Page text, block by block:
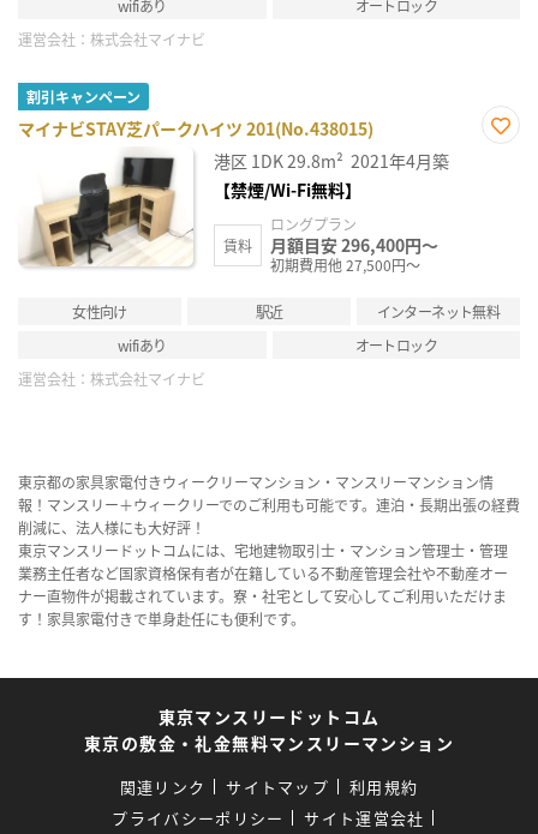
wifiあり
オートロック
運営会社： 株式会社マイナビ
割引キャンペーン
マイナビSTAY芝パークハイツ 201(No.438015)
港区 1DK29.8m² 2021年4月築
【禁煙/Wi-Fi無料】
賃料
ロングプラン
月額目安 296,400円～
初期費用他 27,500円～
女性向け 駅近
インターネット無料
wifiあり
オートロック
運営会社： 株式会社マイナビ
東京都の家具家電付きウィークリーマンション・マンスリーマンション情
報！マンスリー＋ウィークリーでのご利用も可能です。連泊・長期出張の経費
削減に、法人様にも大好評！
東京マンスリードットコムには、宅地建物取引士・マンション管理士・管理
業務主任者など国家資格保有者が在籍している不動産管理会社や不動産オー
ナー直物件が掲載されています。寮・社宅として安心してご利用いただけま
す！家具家電付きで単身赴任にも便利です。
東京マンスリードットコム
東京の敷金・礼金無料マンスリーマンション
関連リンク サイトマップ
利用規約
プライバシーポリシー
サイト運営会社